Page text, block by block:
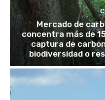
Mercado de
concentra más de
captura de
biodiversidad o